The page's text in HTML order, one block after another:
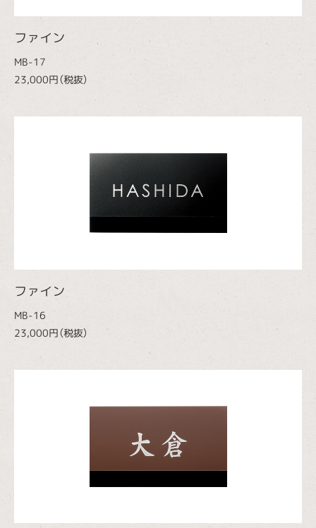
ファイン
MB-17
23,000円（税抜）
ファイン
MB-16
23,000円（税抜）